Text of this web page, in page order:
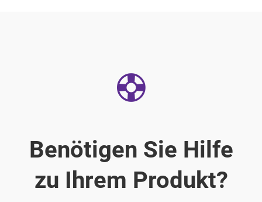
Benötigen Sie Hilfe
zu Ihrem Produkt?